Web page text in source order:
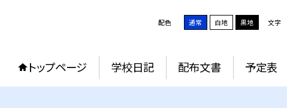
配色 通常 白地 黒地 文字
トップページ 学校日記 配布文書 予定表